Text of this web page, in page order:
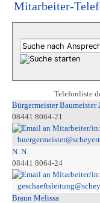
Mitarbeiter-
Telefonliste
Bürgermeister Baumeister
08441 8064-21
N. N.
08441 8064-24
Braun Melissa